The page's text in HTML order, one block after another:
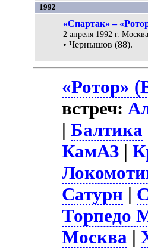
1992
«Спартак» –
2 апреля 1992 г.
• Чернышов (88).
«Ротор»
встреч:
|Балтика
КамАЗ |
Сатурн |
Торпедо
Москва |